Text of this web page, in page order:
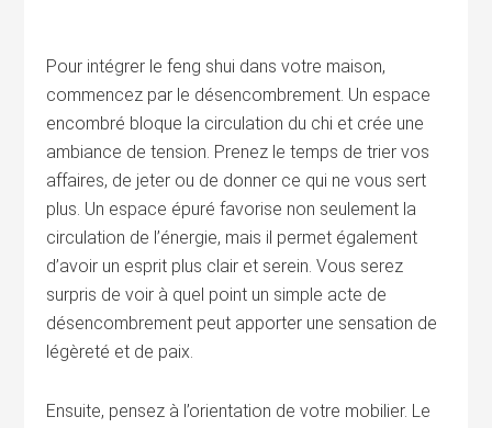
Pour intégrer le feng shui dans votre maison,
commencez par le désencombrement. Un espace
encombré bloque la circulation du chi et crée une
ambiance de tension. Prenez le temps de trier vos
affaires, de jeter ou de donner ce qui ne vous sert
plus. Un espace épuré favorise non seulement la
circulation de l’énergie, mais il permet également
d’avoir un esprit plus clair et serein. Vous serez
surpris de voir à quel point un simple acte de
désencombrement peut apporter une sensation de
légèreté et de paix.
Ensuite, pensez à l’orientation de votre mobilier. Le